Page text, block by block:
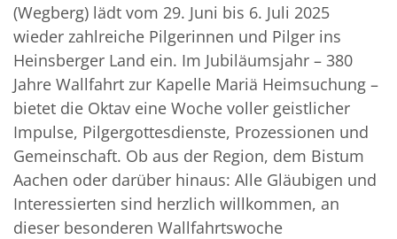
(Wegberg) lädt vom 29. Juni bis 6. Juli 2025
wieder zahlreiche Pilgerinnen und Pilger ins
Heinsberger Land ein. Im Jubiläumsjahr – 380
Jahre Wallfahrt zur Kapelle Mariä Heimsuchung –
bietet die Oktav eine Woche voller geistlicher
Impulse, Pilgergottesdienste, Prozessionen und
Gemeinschaft. Ob aus der Region, dem Bistum
Aachen oder darüber hinaus: Alle Gläubigen und
Interessierten sind herzlich willkommen, an
dieser besonderen Wallfahrtswoche